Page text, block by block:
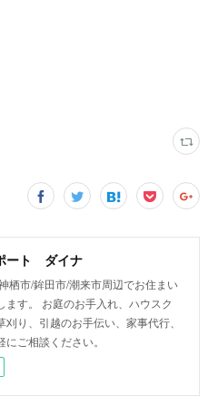
ート ダイナ
栖市/鉾田市/潮来市周辺でお住まい
ます。 お庭のお手入れ、ハウスク
刈り、引越のお手伝い、家事代行、
ご相談ください。